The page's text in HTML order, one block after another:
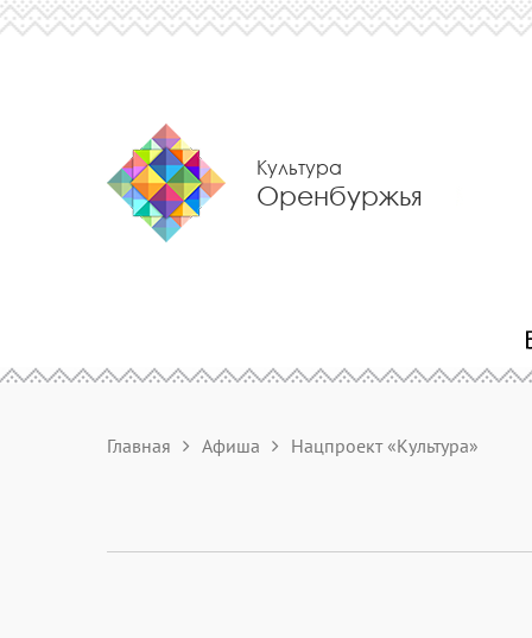
Культура
Оренбуржья
Главная Афиша Нацпроект «Культура»